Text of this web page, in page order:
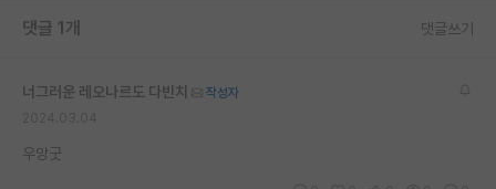
댓글 1개 댓글쓰기
너그러운 레오나르도 다빈치
작성자
우앙굿